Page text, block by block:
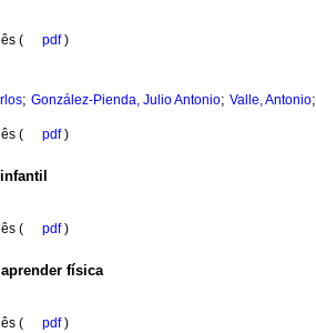
( pdf)
; González-Pienda, Julio Antonio; Valle, Antonio;
( pdf)
( pdf)
física
( pdf)